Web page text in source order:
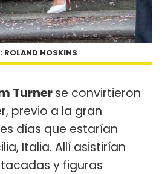
ROLAND HOSKINS
Turnerse convirtieron
previo a la gran
días que estarían
Italia. Allí asistirían
y figuras